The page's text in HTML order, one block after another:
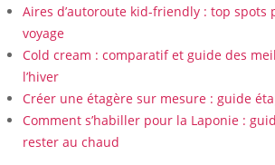
Aires d’autoroute kid-friendly : top spots
voyage
Cold cream : comparatif et guide des
l’hiver
Créer une étagère sur mesure : guide
Comment s’habiller pour la Laponie :
rester au chaud